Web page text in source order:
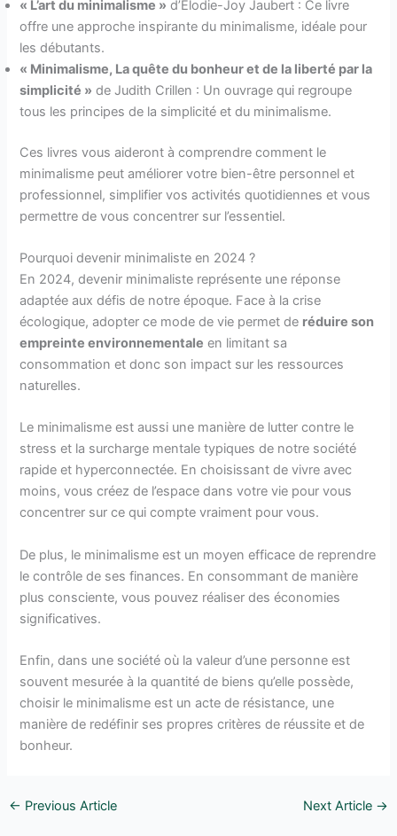
« L’art du minimalisme » d’Elodie-Joy Jaubert : Ce livre
offre une approche inspirante du minimalisme, idéale pour
les débutants.
« Minimalisme, La quête du bonheur et de la liberté par la
simplicité » de Judith Crillen : Un ouvrage qui regroupe
tous les principes de la simplicité et du minimalisme.
Ces livres vous aideront à comprendre comment le
minimalisme peut améliorer votre bien-être personnel et
professionnel, simplifier vos activités quotidiennes et vous
permettre de vous concentrer sur l’essentiel.
Pourquoi devenir minimaliste en 2024 ?
En 2024, devenir minimaliste représente une réponse
adaptée aux défis de notre époque. Face à la crise
écologique, adopter ce mode de vie permet de réduire son
empreinte environnementale en limitant sa
consommation et donc son impact sur les ressources
naturelles.
Le minimalisme est aussi une manière de lutter contre le
stress et la surcharge mentale typiques de notre société
rapide et hyperconnectée. En choisissant de vivre avec
moins, vous créez de l’espace dans votre vie pour vous
concentrer sur ce qui compte vraiment pour vous.
De plus, le minimalisme est un moyen efficace de reprendre
le contrôle de ses finances. En consommant de manière
plus consciente, vous pouvez réaliser des économies
significatives.
Enfin, dans une société où la valeur d’une personne est
souvent mesurée à la quantité de biens qu’elle possède,
choisir le minimalisme est un acte de résistance, une
manière de redéfinir ses propres critères de réussite et de
bonheur.
← Previous Article Next Article →